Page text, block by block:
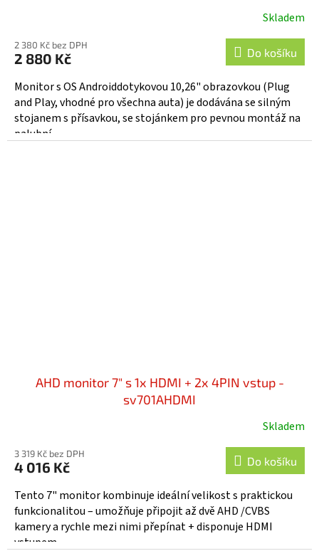
Skladem
2 380 Kč bez DPH
2 880 Kč Do košíku
Monitor s OS Androiddotykovou 10,26" obrazovkou (Plug
and Play, vhodné pro všechna auta) je dodávána se silným
stojanem s přísavkou, se stojánkem pro pevnou montáž na
palubní...
AHD monitor 7" s 1x HDMI + 2x 4PIN vstup -
sv701AHDMI
Skladem
3 319 Kč bez DPH
4 016 Kč Do košíku
Tento 7" monitor kombinuje ideální velikost s praktickou
funkcionalitou – umožňuje připojit až dvě AHD /CVBS
kamery a rychle mezi nimi přepínat + disponuje HDMI
vstupem....